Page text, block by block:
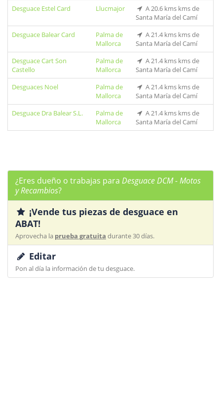
Desguace Estel Card
Llucmajor
A 20.6 kms kms de
Santa María del Camí
Desguace Balear Card
Palma de
Mallorca
A 21.4 kms kms de
Santa María del Camí
Desguace Cart Son
Castello
Palma de
Mallorca
A 21.4 kms kms de
Santa María del Camí
Desguaces Noel
Palma de
Mallorca
A 21.4 kms kms de
Santa María del Camí
Desguace Dra Balear S.L.
Palma de
Mallorca
A 21.4 kms kms de
Santa María del Camí
¿Eres dueño o trabajas para Desguace DCM - Motos
y Recambios?
¡Vende tus piezas de desguace en
ABAT!
Aprovecha la prueba gratuita durante 30 días.
Editar
Pon al día la información de tu desguace.